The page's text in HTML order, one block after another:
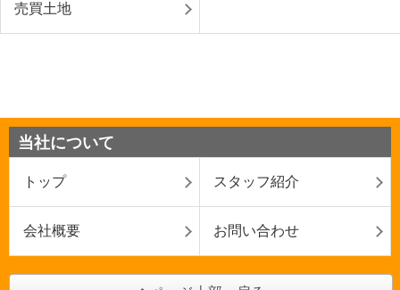
売買土地
当社について
トップ スタッフ紹介
会社概要 お問い合わせ